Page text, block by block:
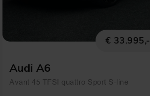
€ 33.995,-
Audi A6
Avant 45 TFSI quattro Sport S-line